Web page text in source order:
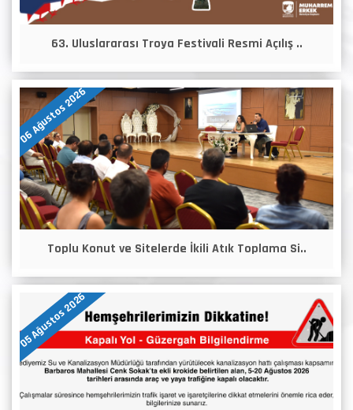
63. Uluslararası Troya Festivali Resmi Açılış ..
06 Ağustos 2026
Toplu Konut ve Sitelerde İkili Atık Toplama Si..
05 Ağustos 2026